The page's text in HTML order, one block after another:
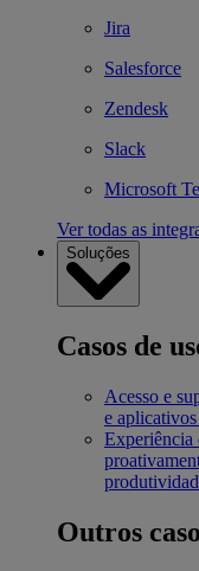
Jira
Salesforce
Zendesk
Slack
Microsoft
Ver todas as
Soluções
Casos de
Acesso e
e
Outros